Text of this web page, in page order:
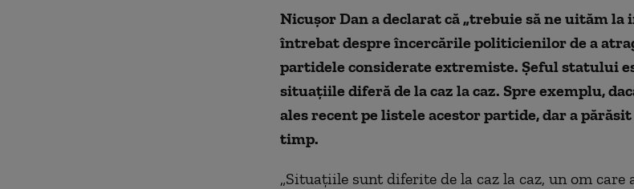
Nicușor Dan a declarat că „trebuie să ne uităm la
întrebat despre încercările politicienilor de a
partidele considerate extremiste. Șeful statului
situațiile diferă de la caz la caz. Spre exemplu,
ales recent pe listele acestor partide, dar a
timp.
„Situațiile sunt diferite de la caz la caz, un om